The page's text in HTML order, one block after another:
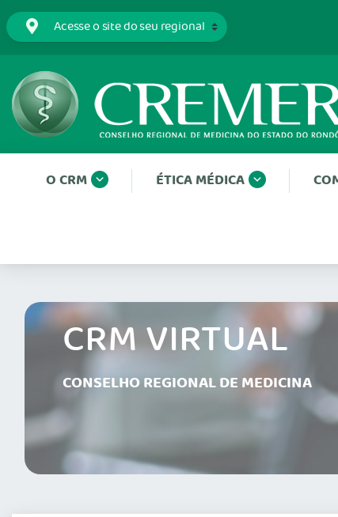
O CRM ÉTICA MÉDICA
CRM VIRTUAL
CONSELHO REGIONAL DE MEDICINA